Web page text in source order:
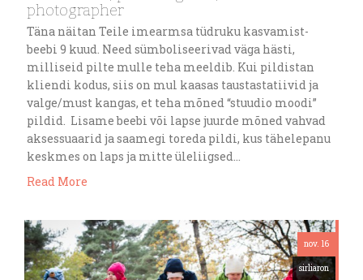
photographer
Täna näitan Teile imearmsa tüdruku kasvamist-
beebi 9 kuud. Need sümboliseerivad väga hästi,
milliseid pilte mulle teha meeldib. Kui pildistan
kliendi kodus, siis on mul kaasas taustastatiivid ja
valge/must kangas, et teha mõned “stuudio moodi”
pildid. Lisame beebi või lapse juurde mõned vahvad
aksessuaarid ja saamegi toreda pildi, kus tähelepanu
keskmes on laps ja mitte üleliigsed…
Read More
nov. 16
sirliaron